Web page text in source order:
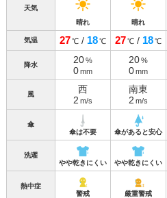
天気
晴れ
晴れ
気温 27℃/ 18℃ 27℃/ 18℃
降水 20%
0mm
20%
0mm
風
西
2 m/s
南東
2 m/s
傘
傘は不要
傘があると安心
洗濯
やや乾きにくい
やや乾きにくい
熱中症
警戒
厳重警戒